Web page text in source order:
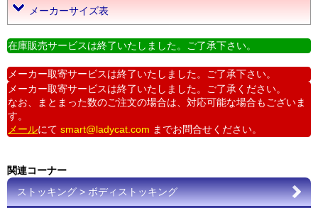
メーカーサイズ表
在庫販売サービスは終了いたしました。ご了承下さい。
メーカー取寄サービスは終了いたしました。ご了承下さい。
メーカー取寄サービスは終了いたしました。ご了承ください。
なお、まとまった数のご注文の場合は、対応可能な場合もございま
す。
メールにて smart@ladycat.com までお問合せください。
関連コーナー
ストッキング > ボディストッキング